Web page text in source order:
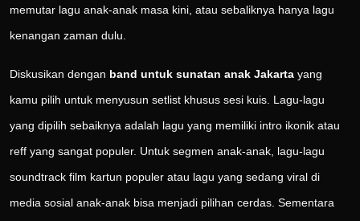
memutar lagu anak-anak masa kini, atau sebaliknya hanya lagu
kenangan zaman dulu.
Diskusikan dengan band untuk sunatan anak Jakarta yang
kamu pilih untuk menyusun setlist khusus sesi kuis. Lagu-lagu
yang dipilih sebaiknya adalah lagu yang memiliki intro ikonik atau
reff yang sangat populer. Untuk segmen anak-anak, lagu-lagu
soundtrack film kartun populer atau lagu yang sedang viral di
media sosial anak-anak bisa menjadi pilihan cerdas. Sementara